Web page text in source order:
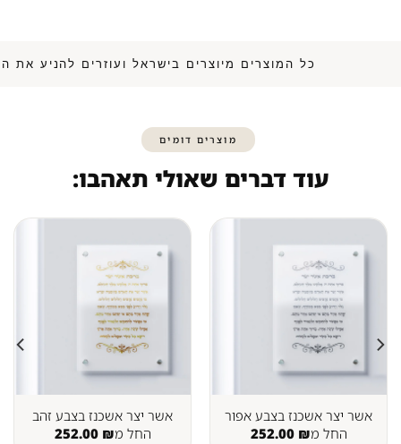
כל המוצרים מיוצרים בישראל ועוזרים
מוצרים דומים
עוד דברים שאולי תאהבו:
אשר יצר אשכנז בצבע אפור
החל מ
252.00 ₪
אשר יצר אשכנז בצבע זהב
החל מ
252.00 ₪